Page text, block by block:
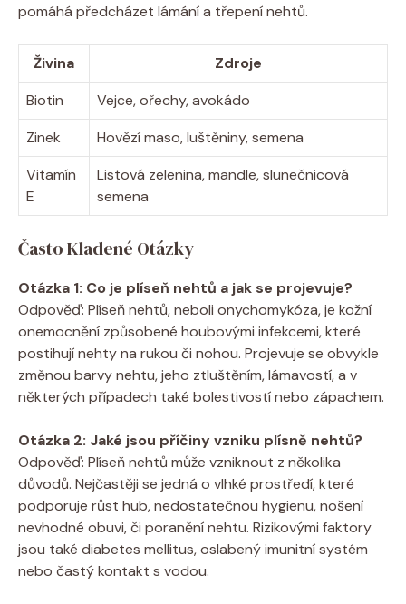
pomáhá předcházet lámání a třepení nehtů.
Živina
Zdroje
Biotin
Vejce, ořechy, avokádo
Zinek
Hovězí maso, luštěniny, semena
Vitamín
E
Listová zelenina, mandle, slunečnicová
semena
Často Kladené Otázky
Otázka 1: Co je plíseň nehtů a jak se projevuje?
Odpověď: Plíseň nehtů, neboli onychomykóza, je kožní
onemocnění způsobené houbovými infekcemi, které
postihují nehty na rukou či nohou. Projevuje se obvykle
změnou barvy nehtu, jeho ztluštěním, lámavostí, a v
některých případech také bolestivostí nebo zápachem.
Otázka 2: Jaké jsou příčiny vzniku plísně nehtů?
Odpověď: Plíseň nehtů může vzniknout z několika
důvodů. Nejčastěji se jedná o vlhké prostředí, které
podporuje růst hub, nedostatečnou hygienu, nošení
nevhodné obuvi, či poranění nehtu. Rizikovými faktory
jsou také diabetes mellitus, oslabený imunitní systém
nebo častý kontakt s vodou.